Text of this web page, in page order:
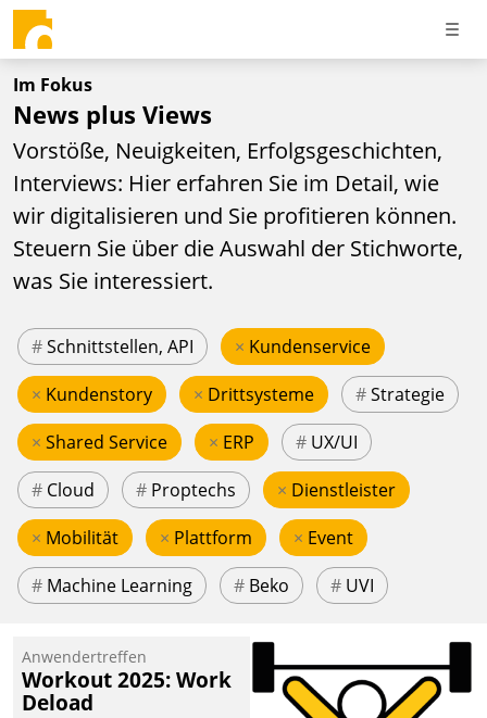
Im Fokus
News plus Views
Vorstöße, Neuigkeiten, Erfolgsgeschichten,
Interviews: Hier erfahren Sie im Detail, wie
wir digitalisieren und Sie profitieren können.
Steuern Sie über die Auswahl der Stichworte,
was Sie interessiert.
#Schnittstellen, API × Kundenservice
× Kundenstory × Drittsysteme #Strategie
× Shared Service × ERP # UX/UI
# Cloud # Proptechs × Dienstleister
× Mobilität × Plattform × Event
# Machine Learning # Beko # UVI
Anwendertreffen
Workout 2025: Work
Deload